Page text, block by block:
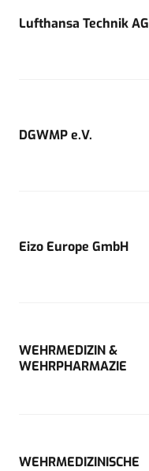
Lufthansa Technik AG
DGWMP e.V.
Eizo Europe GmbH
WEHRMEDIZIN &
WEHRPHARMAZIE
WEHRMEDIZINISCHE